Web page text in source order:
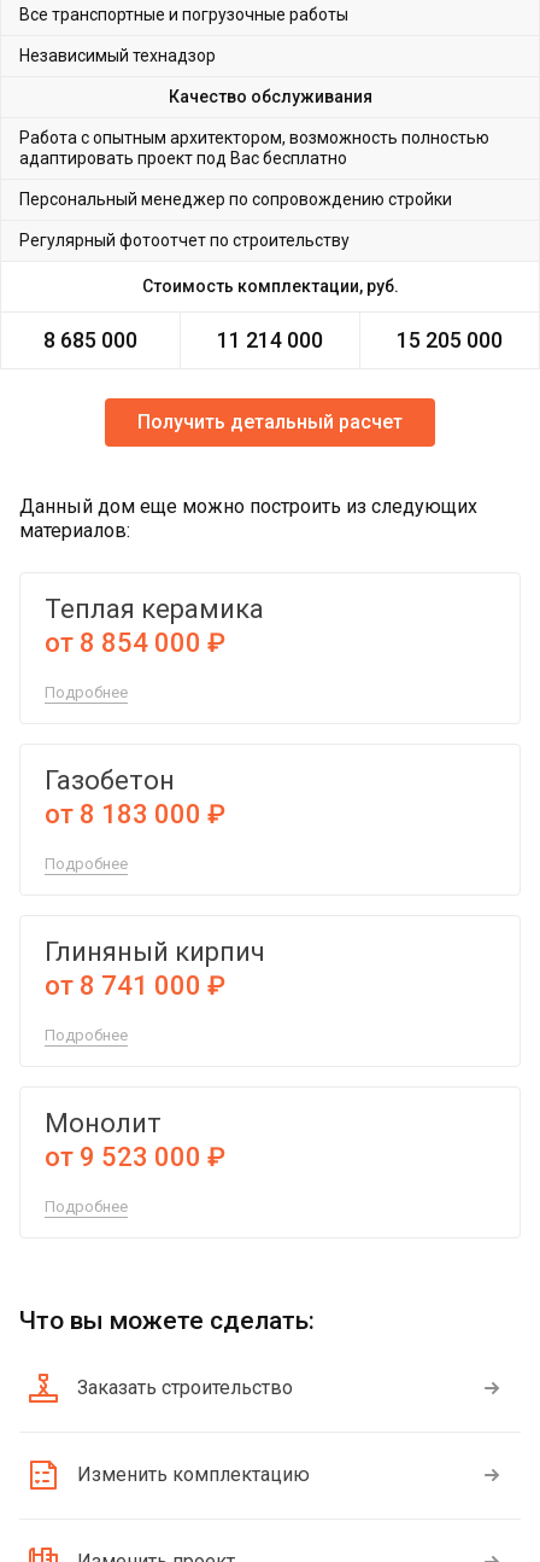
Все транспортные и погрузочные работы
Независимый технадзор
Качество обслуживания
Работа с опытным архитектором, возможность полностью
адаптировать проект под Вас бесплатно
Персональный менеджер по сопровождению стройки
Регулярный фотоотчет по строительству
Стоимость комплектации, руб.
8 685 000 11 214 000 15 205 000
Получить детальный расчет
Данный дом еще можно построить из следующих
материалов:
Теплая керамика
от 8 854 000 ₽
Подробнее
Газобетон
от 8 183 000 ₽
Подробнее
Глиняный кирпич
от 8 741 000 ₽
Подробнее
Монолит
от 9 523 000 ₽
Подробнее
Что вы можете сделать:
Заказать строительство
Изменить комплектацию